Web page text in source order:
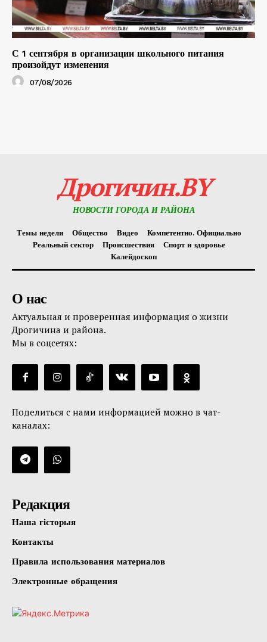
С 1 сентября в организации школьного питания
произойдут изменения
07/08/2026
Дрогичин.BY
НОВОСТИ ГОРОДА И РАЙОНА
Темы недели Общество Видео
Компетентно. Официально
Реальный сектор
Происшествия
Спорт и здоровье
Калейдоскоп
О нас
Актуальная и проверенная информация о жизни
Дрогичина и района.
Мы в соцсетях:
Поделиться с нами информацией можно в чат-
каналах:
Редакция
Наша гісторыя
Контакты
Правила использования материалов
Электронные обращения